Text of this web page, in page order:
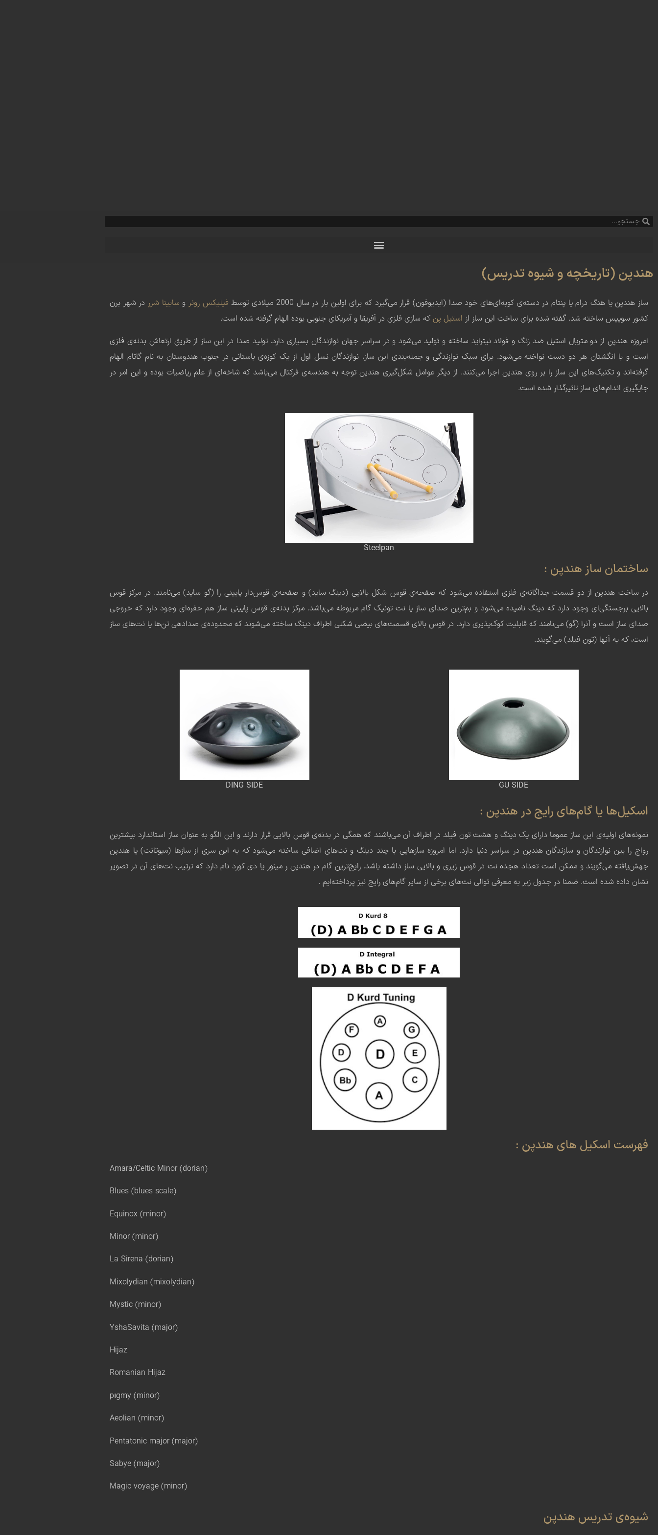
هندپن (تاریخچه و شیوه تدریس)
ساز هندپن یا هنگ درام یا پنتام در دسته‌ی کوبه‌ای‌های خود صدا (ایدیوفون) قرار می‌گیرد که برای اولین بار در سال 2000 میلادی توسط فیلیکس رونر و سابینا شرر در شهر برن
کشور سوییس ساخته شد. گفته شده برای ساخت این ساز از استیل پن که سازی فلزی در آفریقا و آمریکای جنوبی بوده الهام گرفته شده است.
امروزه هندپن از دو متریال استیل ضد زنگ و فولاد نیتراید ساخته و تولید می‌شود و در سراسر جهان نوازندگان بسیاری دارد. تولید صدا در این ساز از طریق ارتعاش بدنه‌ی فلزی
است و با انگشتان هر دو دست نواخته می‌شود. برای سبک نوازندگی و جمله‌بندی این ساز، نوازندگان نسل اول از یک کوزه‌ی باستانی در جنوب هندوستان به نام گاتام الهام
گرفته‌اند و تکنیک‌های این ساز را بر روی هندپن اجرا می‌کنند. از دیگر عوامل شکل‌گیری هندپن توجه به هندسه‌ی فرکتال می‌باشد که شاخه‌ای از علم ریاضیات بوده و این امر در
جایگیری اندام‌های ساز تاثیرگذار شده است.
Steelpan
ساختمان ساز هندپن :
در ساخت هندپن از دو قسمت جداگانه‌ی فلزی استفاده می‌شود که صفحه‌ی قوس شکل بالایی (دینگ ساید) و صفحه‌ی قوس‌دار پایینی را (گو ساید) می‌نامند. در مرکز قوس
بالایی برجستگی‌ای وجود دارد که دینگ نامیده می‌شود و بم‌ترین صدای ساز یا نت تونیک گام مربوطه می‌باشد. مرکز بدنه‌ی قوس پایینی ساز هم حفره‌ای وجود دارد که خروجی
صدای ساز است و آنرا (گو) می‌نامند که قابلیت کوک‌پذیری دارد. در قوس بالای قسمت‌های بیضی شکلی اطراف دینگ ساخته می‌شوند که محدوده‌ی صدا‌دهی تن‌ها یا نت‌های ساز
است، که به آنها (تون فیلد) می‌گویند.
GU SIDE
DING SIDE
اسکیل‌ها یا گام‌های رایج در هندپن :
نمونه‌های اولیه‌ی این ساز عموما دارای یک دینگ و هشت تون فیلد در اطراف آن می‌باشند که همگی در بدنه‌ی قوس بالایی قرار دارند و این الگو به عنوان ساز استاندارد بیشترین
رواج را بین نوازندگان و سازندگان هندپن در سراسر دنیا دارد. اما امروزه سازهایی با چند دینگ و نت‌های اضافی ساخته می‌شود که به این سری از سازها (میوتانت) یا هندپن
جهش‌یافته می‌گویند و ممکن است تعداد هجده نت در قوس زیری و بالایی ساز داشته باشد. رایج‌ترین گام در هندپن ر مینور یا دی کورد نام دارد که ترتیب نت‌های آن در تصویر
نشان داده شده است. ضمنا در جدول زیر به معرفی توالی نت‌های برخی از سایر گام‌های رایج نیز پرداخته‌ایم .
فهرست اسکیل های هندپن :
Amara/Celtic Minor (dorian)
Blues (blues scale)
Equinox (minor)
Minor (minor)
La Sirena (dorian)
Mixolydian (mixolydian)
Mystic (minor)
YshaSavita (major)
Hijaz
Romanian Hijaz
pıgmy (minor)
Aeolian (minor)
Pentatonic major (major)
Sabye (major)
Magic voyage (minor)
شیوه‌ی تدریس هندپن